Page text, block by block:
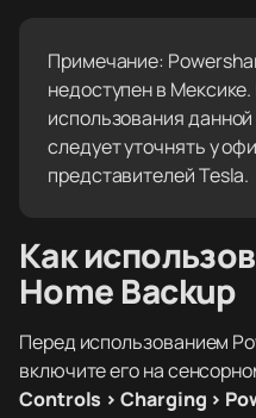
Примечание:
недоступен в
использования
следует уточнять у
представителей Tesla.
Как
Home Backup
Перед использованием
включите его на
Controls > Charging >